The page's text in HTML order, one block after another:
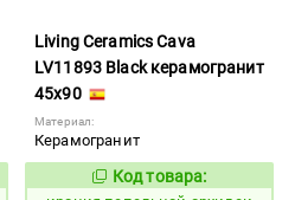
Living Ceramics Cava
LV11893 Black керамогранит
45x90
Материал:
Керамогранит
1102564
Код товара: